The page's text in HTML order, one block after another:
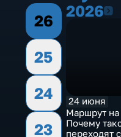
26
25
24
23
20262026
24 июня
Маршрут на
Почему
переходят